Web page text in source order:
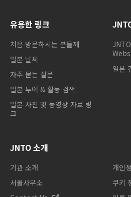
유용한 링크
처음 방문하시는 분들께
일본 날씨
자주 묻는 질문
일본 투어 & 활동 검색
일본 사진 및 동영상 자료 링
크
일본
JNTO 소개
기관 소개
서울사무소
개인
쿠키